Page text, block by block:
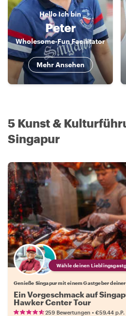
HelloIch bin
Peter
Wholesome-Fun Facilitator
Mehr Ansehen
5 Kunst &
Singapur
Wähle deinen
Genieße Singapur mit einem Gastgeber
Ein Vorgeschmack auf
Hawker Center Tour
259 Bewertungen • €59.44 p.P.